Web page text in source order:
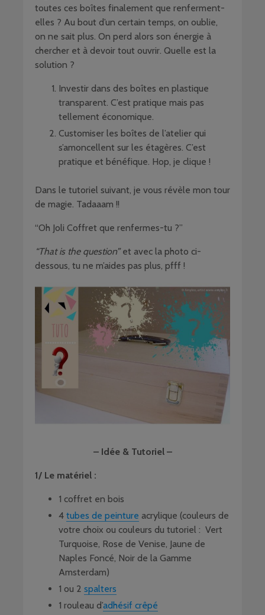
toutes ces boîtes finalement que renferment-
elles ? Au bout d’un certain temps, on oublie,
on ne sait plus. On perd alors son énergie à
chercher et à devoir tout ouvrir. Quelle est la
solution ?
Investir dans des boîtes en plastique
transparent. C’est pratique mais pas
tellement économique.
Customiser les boîtes de l’atelier qui
s’amoncellent sur les étagères. C’est
pratique et bénéfique. Hop, je clique !
Dans le tutoriel suivant, je vous révèle mon tour
de magie. Tadaaam !!
“Oh Joli Coffret que renfermes-tu ?”
“That is the question”et avec la photo ci-
dessous, tu ne m’aides pas plus, pfff !
– Idée & Tutoriel –
1/ Le matériel :
1 coffret en bois
4 tubes de peinture acrylique (couleurs de
votre choix ou couleurs du tutoriel : Vert
Turquoise, Rose de Venise, Jaune de
Naples Foncé, Noir de la Gamme
Amsterdam)
1 ou 2 spalters
1 rouleau d’adhésif crêpé